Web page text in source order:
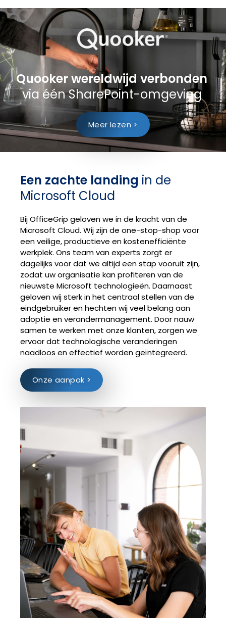
Quooker wereldwijd verbonden
via één SharePoint-omgeving
Meer lezen >
Een zachte landing in de
Microsoft Cloud
Bij OfficeGrip geloven we in de kracht van de
Microsoft Cloud. Wij zijn de one-stop-shop voor
een veilige, productieve en kostenefficiënte
werkplek. Ons team van experts zorgt er
dagelijks voor dat we altijd een stap vooruit zijn,
zodat uw organisatie kan profiteren van de
nieuwste Microsoft technologieën. Daarnaast
geloven wij sterk in het centraal stellen van de
eindgebruiker en hechten wij veel belang aan
adoptie en verandermanagement. Door nauw
samen te werken met onze klanten, zorgen we
ervoor dat technologische veranderingen
naadloos en effectief worden geïntegreerd.
Onze aanpak >